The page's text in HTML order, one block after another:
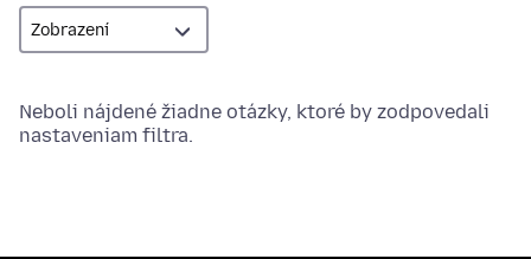
Neboli nájdené žiadne otázky, ktoré by zodpovedali
nastaveniam filtra.